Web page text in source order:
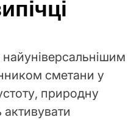
сметани у
природну
активувати